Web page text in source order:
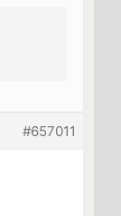
#657011